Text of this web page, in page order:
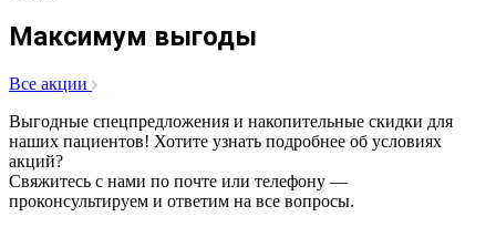
Максимум выгоды
Все акции
Выгодные спецпредложения и накопительные скидки для
наших пациентов! Хотите узнать подробнее об условиях
акций?
Свяжитесь с нами по почте или телефону —
проконсультируем и ответим на все вопросы.